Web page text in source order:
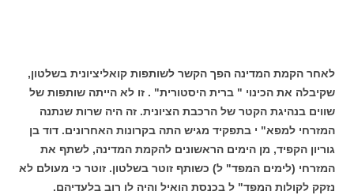
לאחר הקמת המדינה הפך הקשר לשותפות קואליציונית בשלטון,
שקיבלה את הכינוי " ברית היסטורית" . זו לא הייתה שותפות של
שווים בנהיגת הקטר של הרכבת הציונית. זה היה שרות שנתנה
המזרחי למפא" י בתפקיד מגיש התה בקרונות האחרונים. דוד בן
גוריון הקפיד, מן הימים הראשונים להקמת המדינה, לשתף את
המזרחי (לימים המפד" ל) כשותף זוטר בשלטון. זוטר כי מעולם לא
נזקק לקולות המפד" ל בכנסת הואיל והיה לו רוב בלעדיהם.